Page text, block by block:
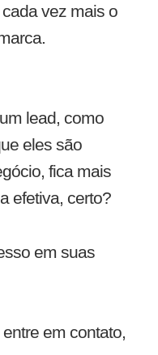
vez mais o
lead, como
eles são
fica mais
efetiva, certo?
em suas
em contato,